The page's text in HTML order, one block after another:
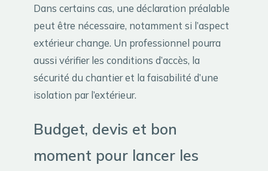
Dans certains cas, une déclaration préalable
peut être nécessaire, notamment si l’aspect
extérieur change. Un professionnel pourra
aussi vérifier les conditions d’accès, la
sécurité du chantier et la faisabilité d’une
isolation par l’extérieur.
Budget, devis et bon
moment pour lancer les